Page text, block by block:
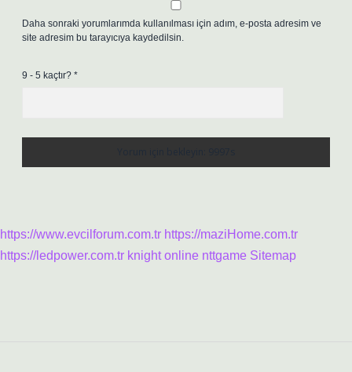
Daha sonraki yorumlarımda kullanılması için adım, e-posta adresim ve
site adresim bu tarayıcıya kaydedilsin.
9 - 5 kaçtır? *
https://www.evcilforum.com.tr https://maziHome.com.tr
https://ledpower.com.tr knight online nttgame Sitemap